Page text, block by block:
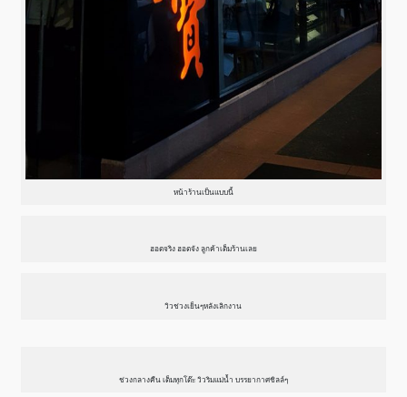
หน้าร้านเป็นแบบนี้
ฮอตจริง ฮอตจัง ลูกค้าเต็มร้านเลย
วิวช่วงเย็นๆหลังเลิกงาน
ช่วงกลางคืน เต็มทุกโต๊ะ วิวริมแม่น้ำ บรรยากาศชิลล์ๆ